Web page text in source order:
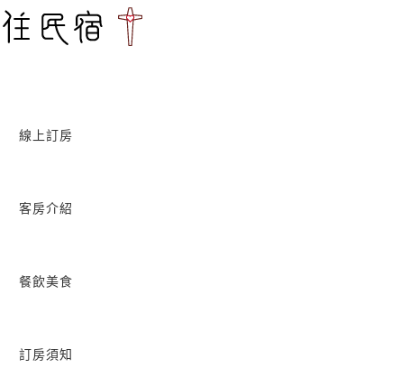
線上訂房
客房介紹
餐飲美食
訂房須知